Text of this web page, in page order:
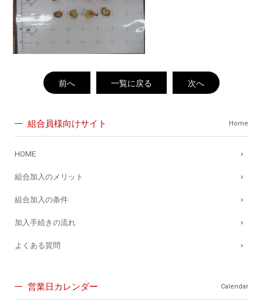
前へ 一覧に戻る 次へ
組合員様向けサイト Home
HOME
組合加入のメリット
組合加入の条件
加入手続きの流れ
よくある質問
営業日カレンダー Calendar